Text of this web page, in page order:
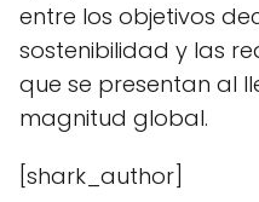
entre los objetivos
sostenibilidad y las
que se presentan al
magnitud global.
[shark_author]